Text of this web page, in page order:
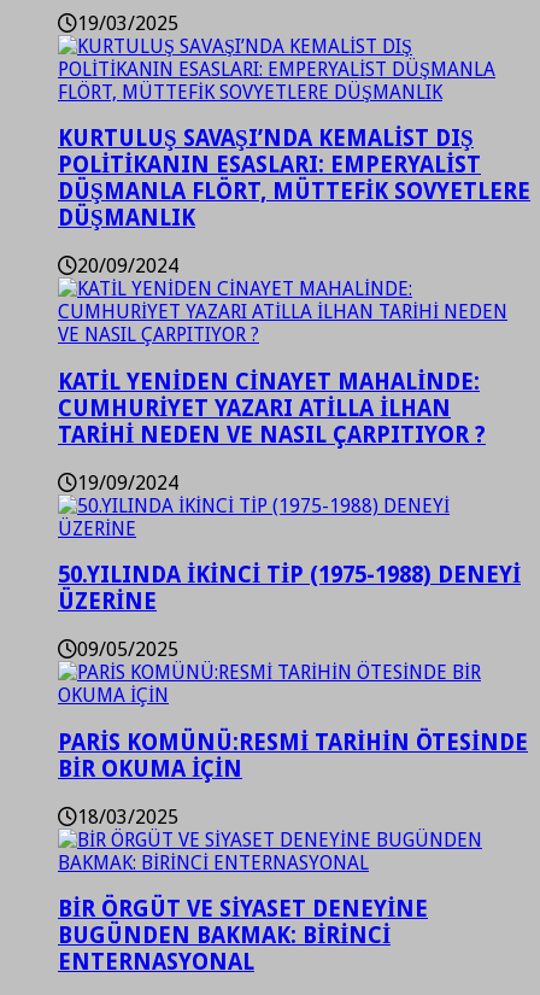
19/03/2025
KURTULUŞ SAVAŞI’NDA KEMALİST DIŞ
POLİTİKANIN ESASLARI: EMPERYALİST
DÜŞMANLA FLÖRT, MÜTTEFİK SOVYETLERE
DÜŞMANLIK
20/09/2024
KATİL YENİDEN CİNAYET MAHALİNDE:
CUMHURİYET YAZARI ATİLLA İLHAN
TARİHİ NEDEN VE NASIL ÇARPITIYOR ?
19/09/2024
50.YILINDA İKİNCİ TİP (1975-1988) DENEYİ
ÜZERİNE
09/05/2025
PARİS KOMÜNÜ:RESMİ TARİHİN ÖTESİNDE
BİR OKUMA İÇİN
18/03/2025
BİR ÖRGÜT VE SİYASET DENEYİNE
BUGÜNDEN BAKMAK: BİRİNCİ
ENTERNASYONAL